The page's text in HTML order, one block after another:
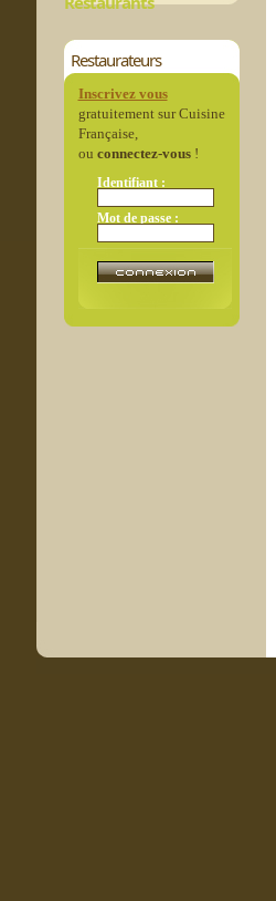
Restaurateurs
Inscrivez vous
gratuitement sur Cuisine
Française,
ou connectez-vous!
Identifiant :
Mot de passe :